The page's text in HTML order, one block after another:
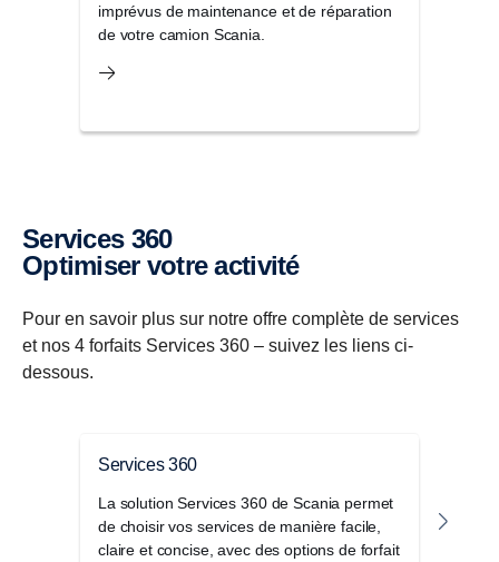
imprévus de maintenance et de réparation
de votre camion Scania.
Services 360
Optimiser votre activité
Pour en savoir plus sur notre offre complète de services
et nos 4 forfaits Services 360 – suivez les liens ci-
dessous.
Services 360
La solution Services 360 de Scania permet
de choisir vos services de manière facile,
claire et concise, avec des options de forfait